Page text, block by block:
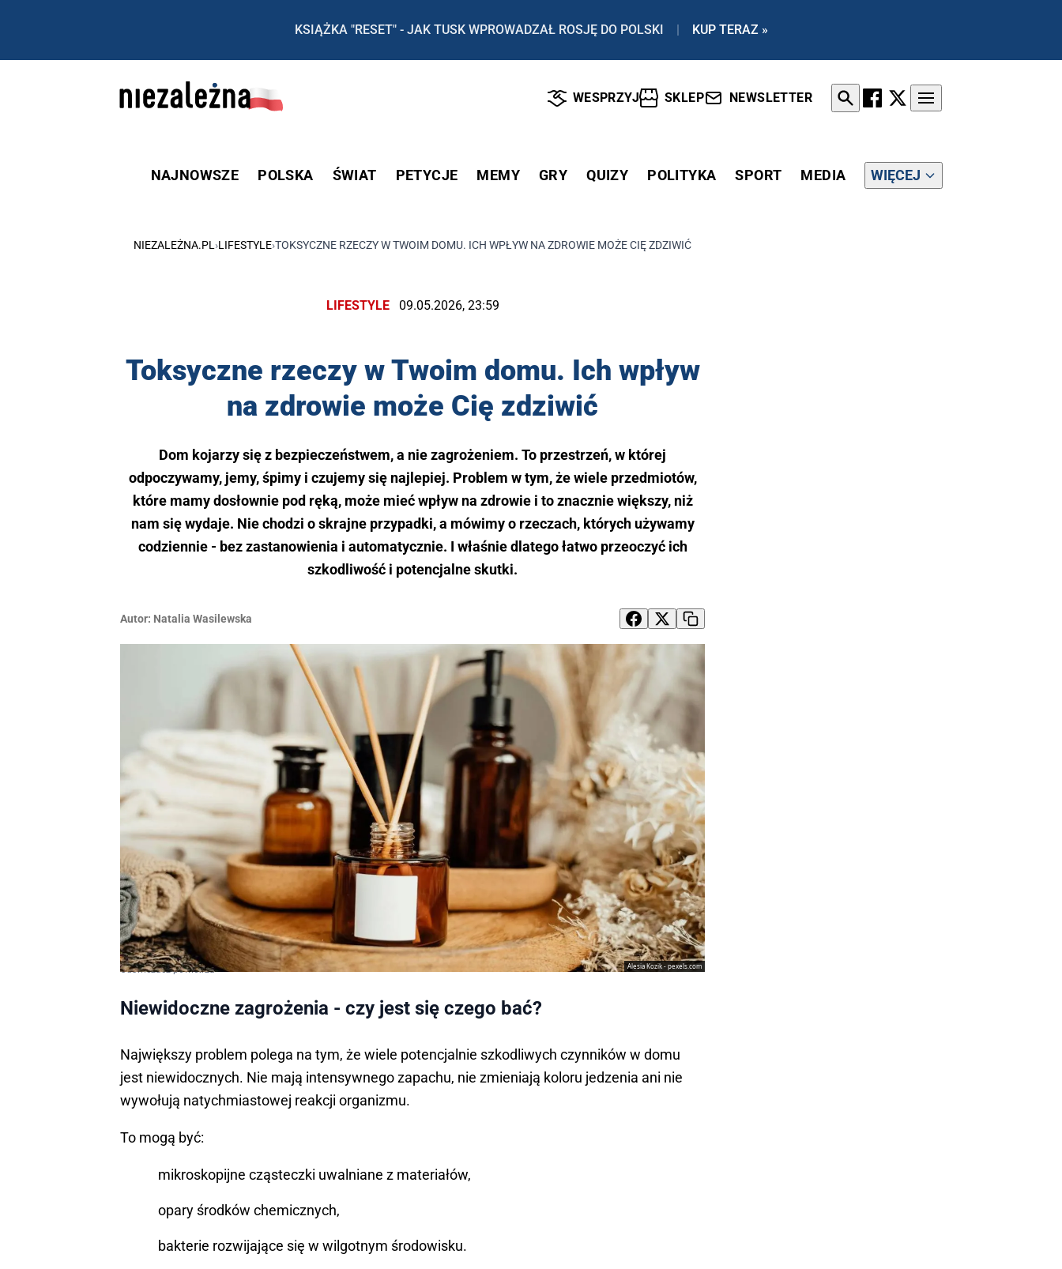
KSIĄŻKA "RESET" - JAK TUSK WPROWADZAŁ ROSJĘ DO POLSKI | KUP TERAZ »
WESPRZYJ SKLEP NEWSLETTER
NAJNOWSZE POLSKA ŚWIAT PETYCJE MEMY GRY QUIZY POLITYKA SPORT MEDIA WIĘCEJ
NIEZALEŻNA.PL ›LIFESTYLE›TOKSYCZNE RZECZY W TWOIM DOMU. ICH WPŁYW NA ZDROWIE MOŻE CIĘ ZDZIWIĆ
LIFESTYLE 09.05.2026, 23:59
Toksyczne rzeczy w Twoim domu. Ich wpływ
na zdrowie może Cię zdziwić
Dom kojarzy się z bezpieczeństwem, a nie zagrożeniem. To przestrzeń, w której
odpoczywamy, jemy, śpimy i czujemy się najlepiej. Problem w tym, że wiele przedmiotów,
które mamy dosłownie pod ręką, może mieć wpływ na zdrowie i to znacznie większy, niż
nam się wydaje. Nie chodzi o skrajne przypadki, a mówimy o rzeczach, których używamy
codziennie - bez zastanowienia i automatycznie. I właśnie dlatego łatwo przeoczyć ich
szkodliwość i potencjalne skutki.
Autor: Natalia Wasilewska
Alesia Kozik - pexels.com
Odświeżacz powietrza
Niewidoczne zagrożenia - czy jest się czego bać?
Największy problem polega na tym, że wiele potencjalnie szkodliwych czynników w domu
jest niewidocznych. Nie mają intensywnego zapachu, nie zmieniają koloru jedzenia ani nie
wywołują natychmiastowej reakcji organizmu.
To mogą być:
mikroskopijne cząsteczki uwalniane z materiałów,
opary środków chemicznych,
bakterie rozwijające się w wilgotnym środowisku.